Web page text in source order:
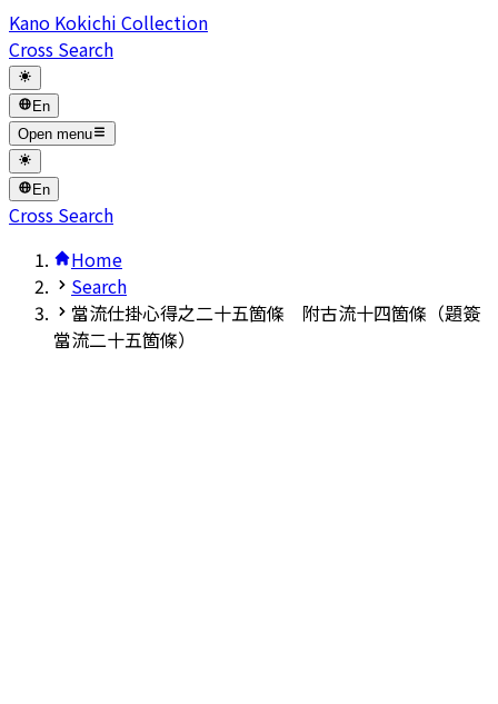
Kano Kokichi Collection
Cross Search
En
Open menu
En
Cross Search
Home
Search
當流仕掛心得之二十五箇條 附古流十四箇條（題簽
當流二十五箇條）